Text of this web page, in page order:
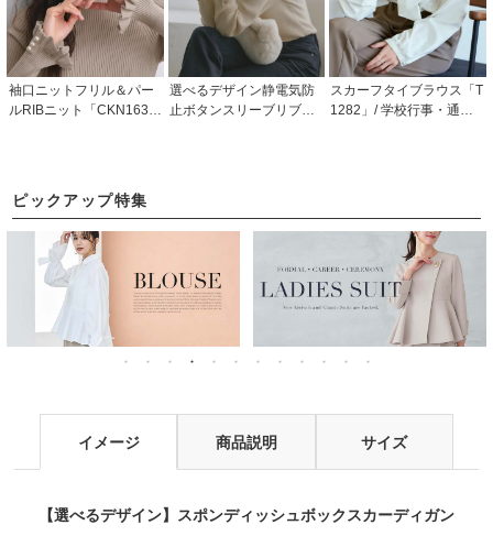
袖口ニットフリル＆パー
ルRIBニット「CKN163
選べるデザイン静電気防
止ボタンスリーブリブニ
スカーフタイブラウス「T
1282」/ 学校行事・通
ピックアップ特集
イメージ 商品説明 サイズ
【選べるデザイン】スポンディッシュボックスカーディガン